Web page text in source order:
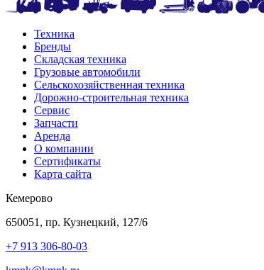
Техника
Бренды
Складская техника
Грузовые автомобили
Сельскохозяйственная техника
Дорожно-строительная техника
Сервис
Запчасти
Аренда
О компании
Сертификаты
Карта сайта
Кемерово
650051, пр. Кузнецкий, 127/6
+7 913 306-80-03